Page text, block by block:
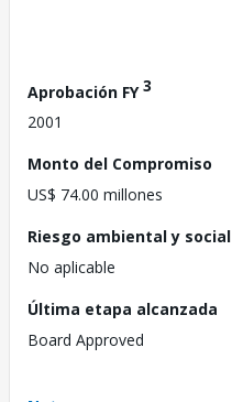
Aprobación FY3
2001
Monto del Compromiso
US$ 74.00 millones
Riesgo ambiental y social
No aplicable
Última etapa alcanzada
Board Approved